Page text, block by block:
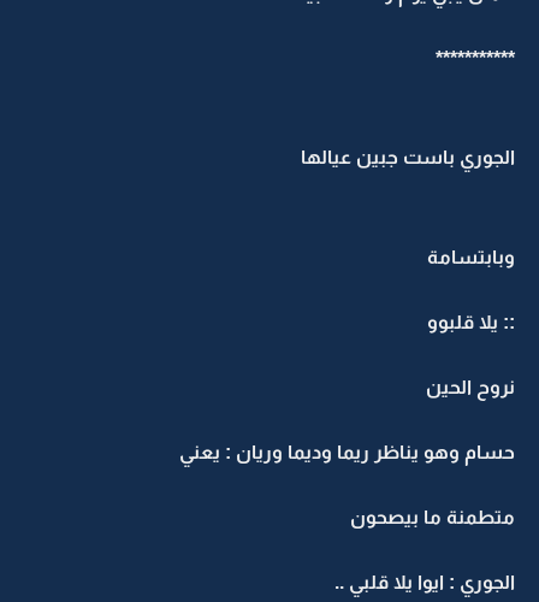
***********
الجوري باست جبين عيالها
وبابتسامة
:: يلا قلبوو
نروح الحين
حسام وهو يناظر ريما وديما وريان : يعني
متطمنة ما بيصحون
الجوري : ايوا يلا قلبي ..